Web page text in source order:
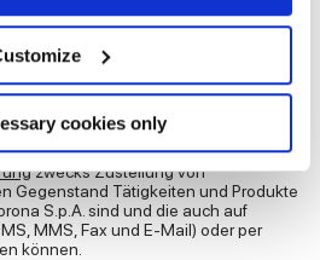
about your geographical
accurate to within several
by actively scanning it for
(fingerprinting)
your personal data is processed
in thedetails section.
content and ads, to
and to analyse our traffic.
cookies only
meiner personenbezogenen
Anfrage gemäß Buchstabe C) der
einverstanden. *
in die Verarbeitung meiner
zu Marketingzwecken Buchstabe
zwecks Zustellung von
Gegenstand Tätigkeiten und Produkte
S.p.A. sind und die auch auf
MMS, Fax und E-Mail) oder per
können.